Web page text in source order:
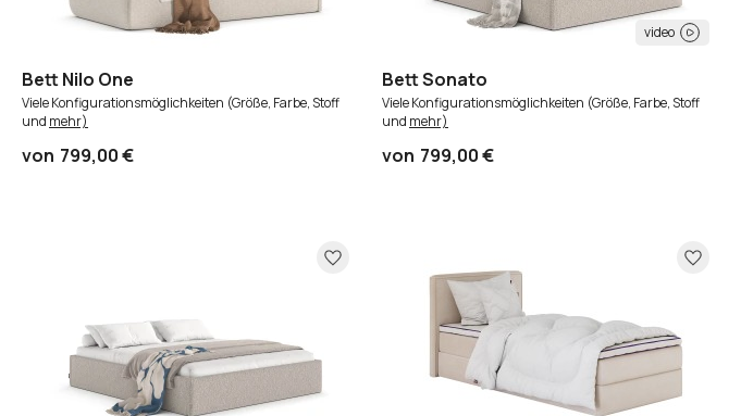
Bett Nilo One
Viele Konfigurationsmöglichkeiten (Größe, Farbe, Stoff
und mehr)
von 799,00 €
video
Bett Sonato
Viele Konfigurationsmöglichkeiten (Größe, Farbe, Stoff
und mehr)
von 799,00 €